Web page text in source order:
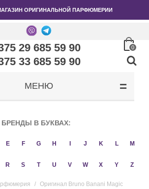
ОРИГИНАЛЬНОЙ ПАРФЮМЕРИИ
29 685 59 90
33 685 59 90
0
МЕНЮ
БРЕНДЫ В БУКВАХ:
E F G H J K L M
R S T U V W X Y Z
/ Оригинал Bruno Banani Magic